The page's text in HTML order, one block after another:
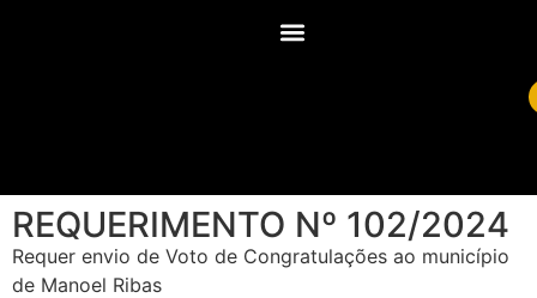
REQUERIMENTO Nº 102/2024
Requer envio de Voto de Congratulações ao município
de Manoel Ribas